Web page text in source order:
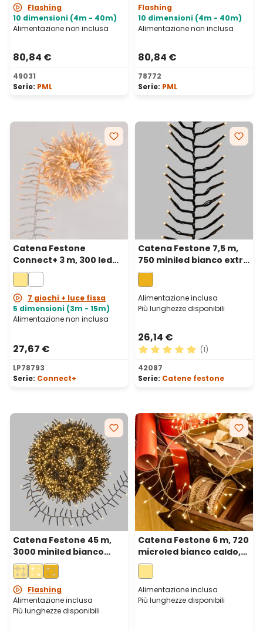
Flashing
10 dimensioni (4m - 40m)
Alimentazione non inclusa
80,84 €
49031
Serie: PML
Flashing
10 dimensioni (4m - 40m)
Alimentazione non inclusa
80,84 €
78772
Serie: PML
Catena Festone
Connect+ 3 m, 300 led
bianco caldo, cavo
trasparente,
prolungabile
7 giochi + luce fissa
5 dimensioni (3m - 15m)
Alimentazione non inclusa
27,67 €
LP78793
Serie: Connect+
Catena Festone 7,5 m,
750 miniled bianco extra
caldo, cavo verde
Alimentazione inclusa
Più lunghezze disponibili
26,14 €
Valutazione media di 5 su
(1)
42087
Serie: Catene festone
Catena Festone 45 m,
3000 miniled bianco
caldo, cavo verde
Flashing
Alimentazione inclusa
Più lunghezze disponibili
Catena Festone 6 m, 720
microled bianco caldo,
cavo metal argento
Alimentazione inclusa
Più lunghezze disponibili